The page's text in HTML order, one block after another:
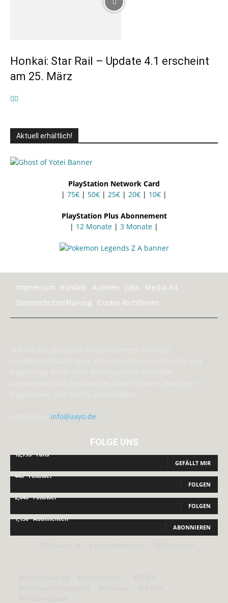
Honkai: Star Rail – Update 4.1 erscheint
am 25. März
Aktuell erhältlich!
PlayStation Network Card
| 75€ | 50€ | 25€ | 20€ | 10€ |
PlayStation Plus Abonnement
| 12 Monate | 3 Monate |
Impressum Kontakt Autoren Jobs
Media-Kit
Datenschutzerklärung
Cookie-Richtlinien
info@axyo.de
FOLGE UNS
12,793 Fans
GEFÄLLT MIR
440 Follower
FOLGEN
2,040 Follower
FOLGEN
1,150 Abonnenten
ABONNIEREN